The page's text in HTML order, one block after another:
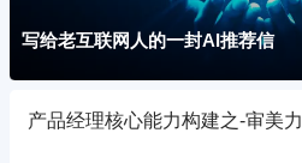
写给老互联网人的一封AI推荐信
产品经理核心能力构建之-审美力